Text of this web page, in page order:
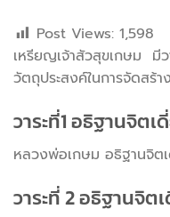
Post Views: 1,598
เหรียญเจ้าสัวสุขเกษม มีว
วัตถุประสงค์ในการจัดสร้
วาระที่1 อธิฐานจิตเ
หลวงพ่อเกษม อธิฐานจิตเ
วาระที่ 2 อธิฐานจิต